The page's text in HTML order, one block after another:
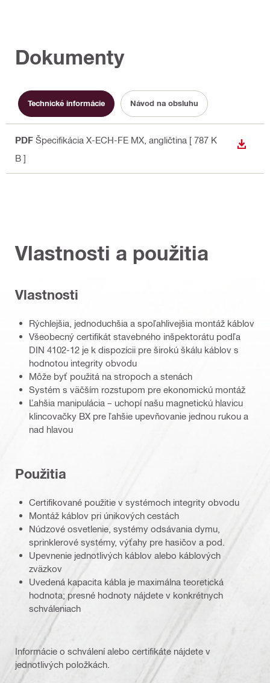
Dokumenty
Technické informácie Návod na obsluhu
PDF Špecifikácia X-ECH-FE MX , angličtina [ 787 K
B ]
Vlastnosti a použitia
Vlastnosti
Rýchlejšia, jednoduchšia a spoľahlivejšia montáž káblov
Všeobecný certifikát stavebného inšpektorátu podľa
DIN 4102-12 je k dispozícii pre širokú škálu káblov s
hodnotou integrity obvodu
Môže byť použitá na stropoch a stenách
Systém s väčším rozstupom pre ekonomickú montáž
Ľahšia manipulácia – uchopí našu magnetickú hlavicu
klincovačky BX pre ľahšie upevňovanie jednou rukou a
nad hlavou
Použitia
Certifikované použitie v systémoch integrity obvodu
Montáž káblov pri únikových cestách
Núdzové osvetlenie, systémy odsávania dymu,
sprinklerové systémy, výťahy pre hasičov a pod.
Upevnenie jednotlivých káblov alebo káblových
zväzkov
Uvedená kapacita kábla je maximálna teoretická
hodnota; presné hodnoty nájdete v konkrétnych
schváleniach
Informácie o schválení alebo certifikáte nájdete v
jednotlivých položkách.